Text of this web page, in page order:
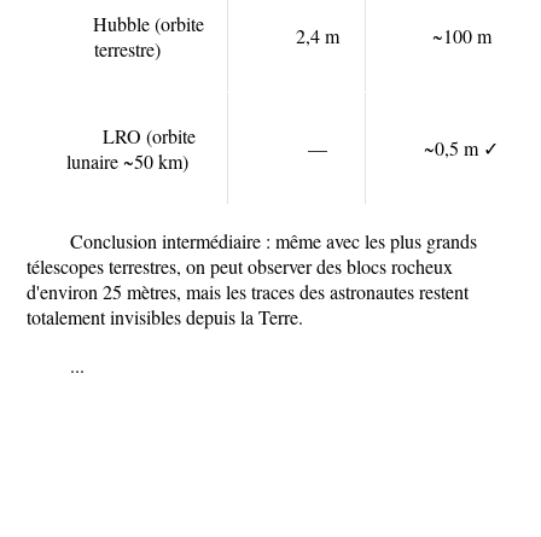
Hubble (orbite
terrestre)
2,4 m ~100 m
LRO (orbite
lunaire ~50 km)
— ~0,5 m ✓
Conclusion intermédiaire : même avec les plus grands
télescopes terrestres, on peut observer des blocs rocheux
d'environ 25 mètres, mais les traces des astronautes restent
totalement invisibles depuis la Terre.
...